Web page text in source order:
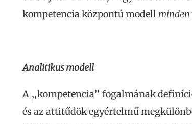
kompetencia központú modell minden
Analitikus modell
A „kompetencia” fogalmának
és az attitűdök egyértelmű